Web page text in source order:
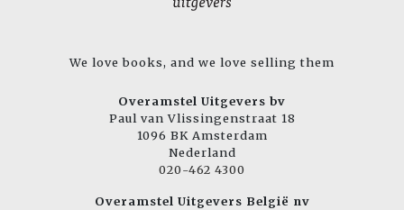
We love books, and we love selling them
Overamstel Uitgevers bv
Paul van Vlissingenstraat 18
1096 BK Amsterdam
Nederland
020-462 4300
Overamstel Uitgevers België nv